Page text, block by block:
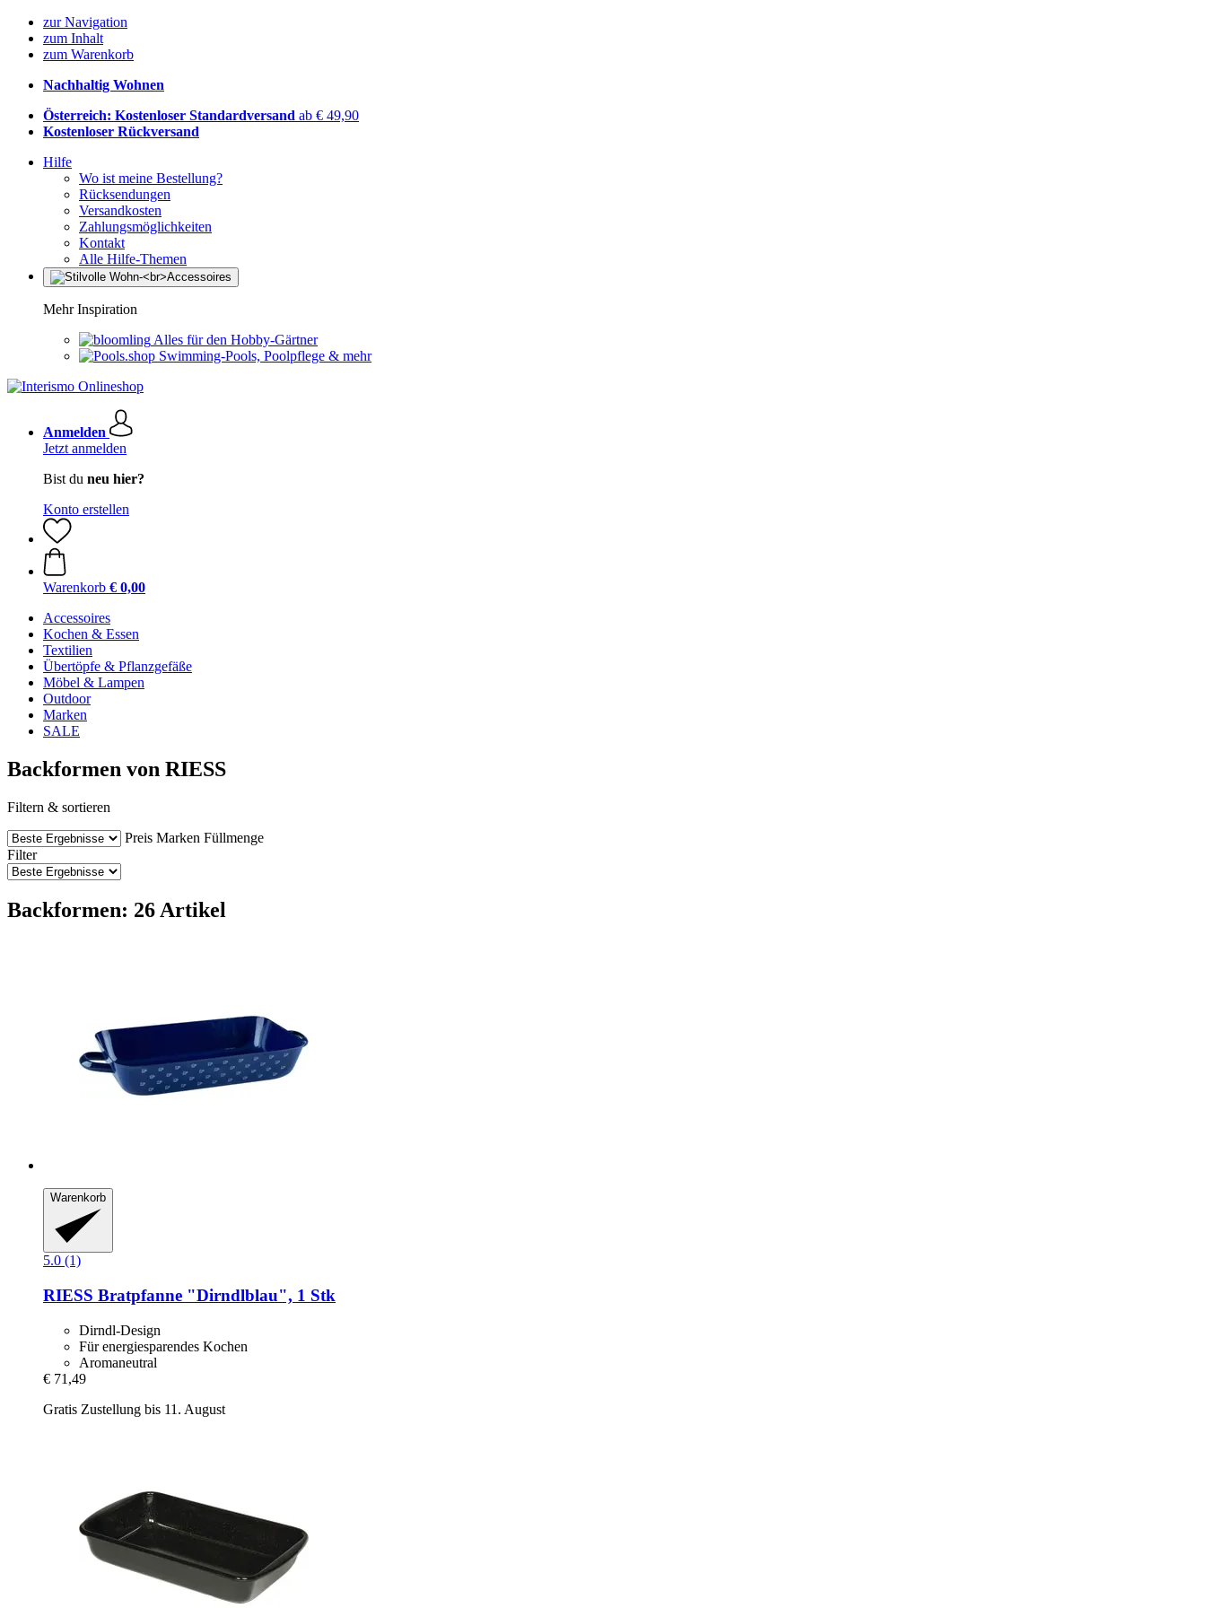
zur Navigation
zum Inhalt
zum Warenkorb
Nachhaltig Wohnen
Österreich: Kostenloser Standardversand ab € 49,90
Kostenloser Rückversand
Hilfe
Wo ist meine Bestellung?
Rücksendungen
Versandkosten
Zahlungsmöglichkeiten
Kontakt
Alle Hilfe-Themen
Mehr Inspiration
Alles für den Hobby-Gärtner
Swimming-Pools, Poolpflege & mehr
Anmelden
Jetzt anmelden
Bist du neu hier?
Konto erstellen
Warenkorb € 0,00
Accessoires
Kochen & Essen
Textilien
Übertöpfe & Pflanzgefäße
Möbel & Lampen
Outdoor
Marken
SALE
Backformen von RIESS
Filtern & sortieren
Preis Marken Füllmenge
Filter
Backformen: 26 Artikel
Warenkorb
5.0 (1)
RIESS Bratpfanne "Dirndlblau", 1 Stk
Dirndl-Design
Für energiesparendes Kochen
Aromaneutral
€ 71,49
Gratis Zustellung bis 11. August